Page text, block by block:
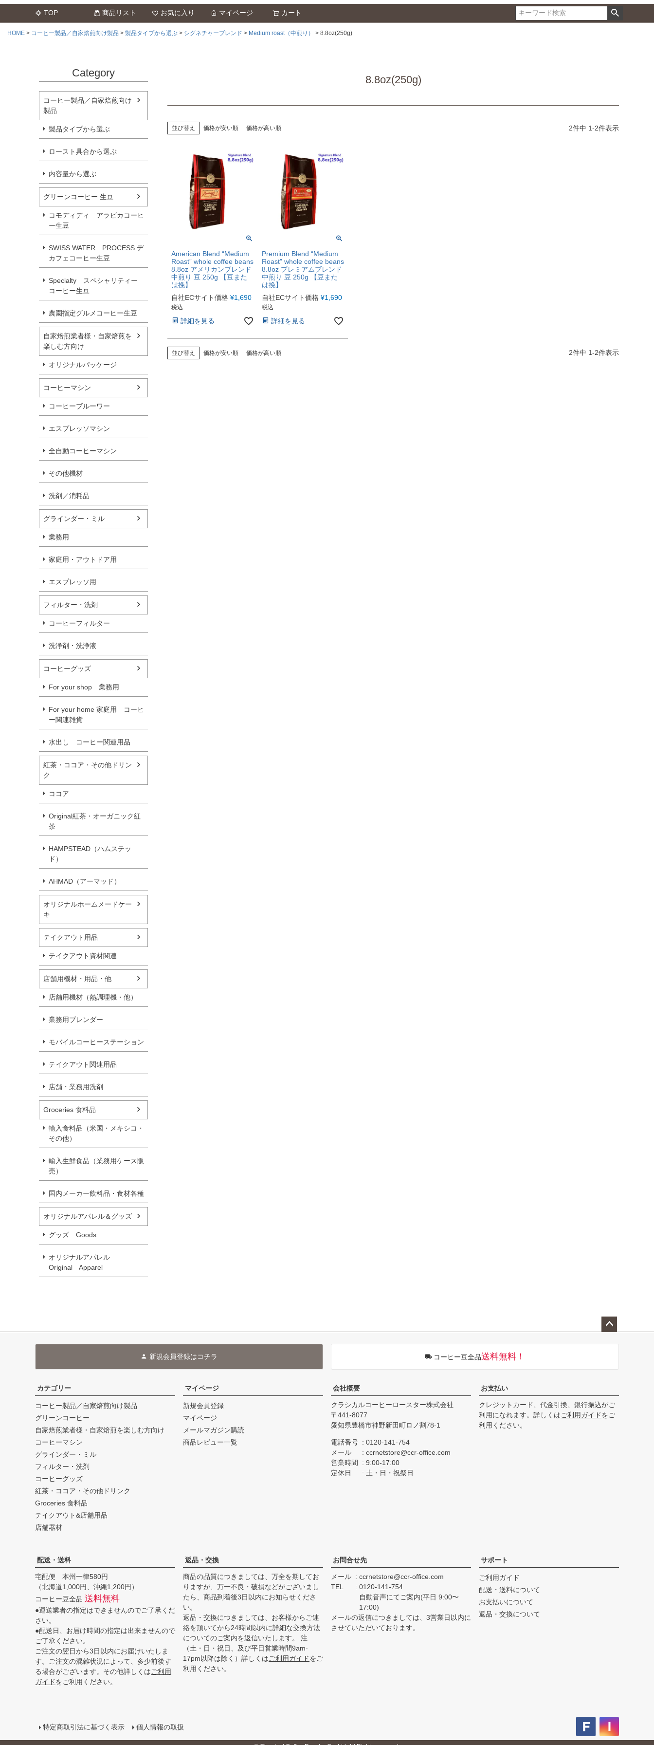
TOP 商品リスト お気に入り マイページ カート
HOME コーヒー製品／自家焙煎向け製品 製品タイプから選ぶ シグネチャーブレンド Medium roast（中煎り） 8.8oz(250g)
Category
コーヒー製品／自家焙煎向け
製品
製品タイプから選ぶ
ロースト具合から選ぶ
内容量から選ぶ
グリーンコーヒー 生豆
コモディディ アラビカコーヒ
ー生豆
SWISS WATER PROCESS デ
カフェコーヒー生豆
Specialty スペシャリティー
コーヒー生豆
農園指定グルメコーヒー生豆
自家焙煎業者様・自家焙煎を
楽しむ方向け
オリジナルパッケージ
コーヒーマシン
コーヒーブルーワー
エスプレッソマシン
全自動コーヒーマシン
その他機材
洗剤／消耗品
グラインダー・ミル
業務用
家庭用・アウトドア用
エスプレッソ用
フィルター・洗剤
コーヒーフィルター
洗浄剤・洗浄液
コーヒーグッズ
For your shop 業務用
For your home 家庭用 コーヒ
ー関連雑貨
水出し コーヒー関連用品
紅茶・ココア・その他ドリン
ク
ココア
Original紅茶・オーガニック紅
茶
HAMPSTEAD（ハムステッ
ド）
AHMAD（アーマッド）
オリジナルホームメードケー
キ
テイクアウト用品
テイクアウト資材関連
店舗用機材・用品・他
店舗用機材（熱調理機・他）
業務用ブレンダー
モバイルコーヒーステーション
テイクアウト関連用品
店舗・業務用洗剤
Groceries 食料品
輸入食料品（米国・メキシコ・
その他）
輸入生鮮食品（業務用ケース販
売）
国内メーカー飲料品・食材各種
オリジナルアパレル＆グッズ
グッズ Goods
オリジナルアパレル
Original Apparel
8.8oz(250g)
並び替え 価格が安い順 価格が高い順 2件中 1-2件表示
American Blend “Medium
Roast” whole coffee beans
8.8oz アメリカンブレンド
中煎り 豆 250g 【豆また
は挽】
自社ECサイト価格 ¥1,690
税込
詳細を見る
Premium Blend “Medium
Roast” whole coffee beans
8.8oz プレミアムブレンド
中煎り 豆 250g 【豆また
は挽】
自社ECサイト価格 ¥1,690
税込
詳細を見る
並び替え 価格が安い順 価格が高い順 2件中 1-2件表示
へ
新規会員登録はコチラ コーヒー豆全品送料無料！
カテゴリー
コーヒー製品／自家焙煎向け製品
グリーンコーヒー
自家焙煎業者様・自家焙煎を楽しむ方向け
コーヒーマシン
グラインダー・ミル
フィルター・洗剤
コーヒーグッズ
紅茶・ココア・その他ドリンク
Groceries 食料品
テイクアウト&店舗用品
店舗器材
マイページ
新規会員登録
マイページ
メールマガジン購読
商品レビュー一覧
会社概要
クラシカルコーヒーロースター株式会社
441-8077
愛知県豊橋市神野新田町ロノ割78-1
電話番号
0120-141-754
メール
ccrnetstore@ccr-office.com
営業時間
9:00-17:00
定休日
土・日・祝祭日
お支払い
クレジットカード、代金引換、銀行振込がご
利用になれます。詳しくはご利用ガイドをご
利用ください。
配送・送料
宅配便 本州一律580円
（北海道1,000円、沖縄1,200円）
コーヒー豆全品 送料無料
●運送業者の指定はできませんのでご了承くだ
さい。
●配送日、お届け時間の指定は出来ませんので
ご了承ください。
ご注文の翌日から3日以内にお届けいたしま
す。ご注文の混雑状況によって、多少前後す
る場合がございます。その他詳しくはご利用
ガイドをご利用ください。
返品・交換
商品の品質につきましては、万全を期してお
りますが、万一不良・破損などがございまし
たら、商品到着後3日以内にお知らせくださ
い。
返品・交換につきましては、お客様からご連
絡を頂いてから24時間以内に詳細な交換方法
についてのご案内を返信いたします。 注
（土・日・祝日、及び平日営業時間9am-
17pm以降は除く）詳しくはご利用ガイドをご
利用ください。
お問合せ先
メール
ccrnetstore@ccr-office.com
TEL
0120-141-754
自動音声にてご案内(平日 9:00〜
17:00)
メールの返信につきましては、3営業日以内に
させていただいております。
サポート
ご利用ガイド
配送・送料について
お支払いについて
返品・交換について
特定商取引法に基づく表示 個人情報の取扱